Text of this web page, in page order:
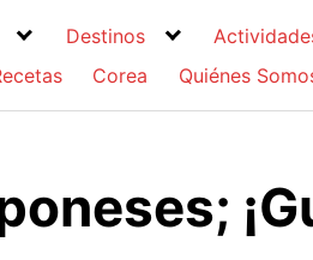
Destinos
Corea Quiénes